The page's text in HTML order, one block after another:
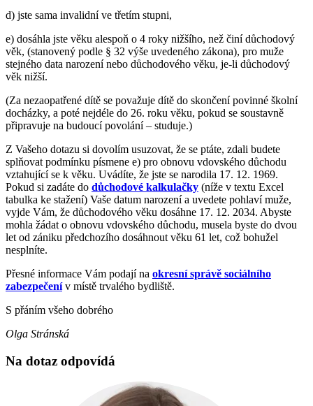
d) jste sama invalidní ve třetím stupni,
e) dosáhla jste věku alespoň o 4 roky nižšího, než činí důchodový
věk, (stanovený podle § 32 výše uvedeného zákona), pro muže
stejného data narození nebo důchodového věku, je-li důchodový
věk nižší.
(Za nezaopatřené dítě se považuje dítě do skončení povinné školní
docházky, a poté nejdéle do 26. roku věku, pokud se soustavně
připravuje na budoucí povolání – studuje.)
Z Vašeho dotazu si dovolím usuzovat, že se ptáte, zdali budete
splňovat podmínku písmene e) pro obnovu vdovského důchodu
vztahující se k věku. Uvádíte, že jste se narodila 17. 12. 1969.
Pokud si zadáte do důchodové kalkulačky (níže v textu Excel
tabulka ke stažení) Vaše datum narození a uvedete pohlaví muže,
vyjde Vám, že důchodového věku dosáhne 17. 12. 2034. Abyste
mohla žádat o obnovu vdovského důchodu, musela byste do dvou
let od zániku předchozího dosáhnout věku 61 let, což bohužel
nesplníte.
Přesné informace Vám podají na okresní správě sociálního
zabezpečenív místě trvalého bydliště.
S přáním všeho dobrého
Olga Stránská
Na dotaz odpovídá